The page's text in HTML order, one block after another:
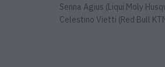
Senna Agius (Liqui Moly
Celestino Vietti (Red Bull